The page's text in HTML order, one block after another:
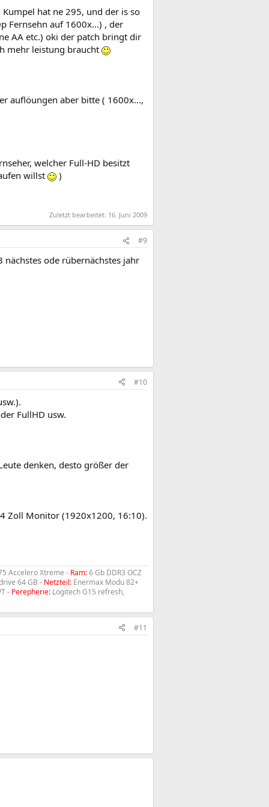
hat ne 295, und der is so
Fernsehn auf 1600x...) , der
AA etc.) oki der patch bringt dir
mehr leistung braucht
auflöungen aber bitte ( 1600x...,
welcher Full-HD besitzt
willst
)
Zuletzt bearbeitet: 16. Juni 2009
#9
ode rübernächstes jahr
#10
FullHD usw.
denken, desto größer der
Zoll Monitor (1920x1200, 16:10).
Accelero Xtreme - Ram:6 Gb DDR3 OCZ
64 GB - Netzteil: Enermax Modu 82+
- Perepherie: Logitech G15 refresh,
#11